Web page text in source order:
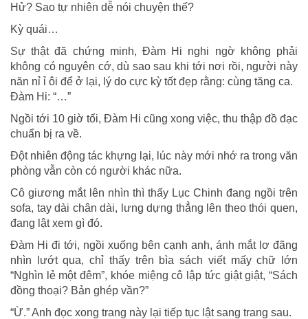
Hử? Sao tự nhiên dễ nói chuyện thế?
Kỳ quái…
Sự thật đã chứng minh, Đàm Hi nghi ngờ không phải
không có nguyên cớ, dù sao sau khi tới nơi rồi, người này
năn nỉ ỉ ôi để ở lại, lý do cực kỳ tốt đẹp rằng: cùng tăng ca.
Đàm Hi: “…”
Ngồi tới 10 giờ tối, Đàm Hi cũng xong việc, thu thập đồ đạc
chuẩn bị ra về.
Đột nhiên động tác khựng lại, lúc này mới nhớ ra trong văn
phòng vẫn còn có người khác nữa.
Cô giương mắt lên nhìn thì thấy Lục Chinh đang ngồi trên
sofa, tay dài chân dài, lưng dựng thẳng lên theo thói quen,
đang lật xem gì đó.
Đàm Hi đi tới, ngồi xuống bên cạnh anh, ánh mắt lơ đãng
nhìn lướt qua, chỉ thấy trên bìa sách viết mấy chữ lớn
“Nghìn lẻ một đêm”, khóe miệng cô lập tức giật giật, “Sách
đồng thoại? Bản ghép vần?”
“Ừ.” Anh đọc xong trang này lại tiếp tục lật sang trang sau.